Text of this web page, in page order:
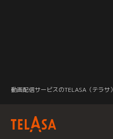
動画配信サービスのTELASA（テラサ）